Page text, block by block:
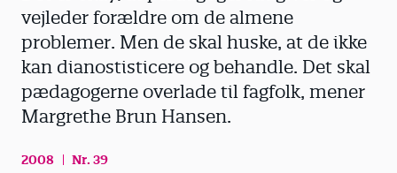
vejleder forældre om de almene
problemer. Men de skal huske, at de ikke
kan dianostisticere og behandle. Det skal
pædagogerne overlade til fagfolk, mener
Margrethe Brun Hansen.
2008
Nr. 39